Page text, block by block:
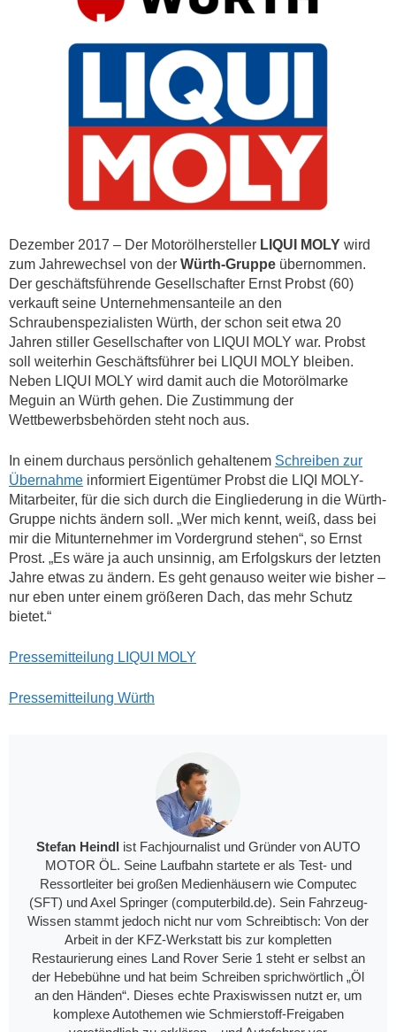
Dezember 2017 – Der Motorölhersteller LIQUI MOLY wird
zum Jahrewechsel von der Würth-Gruppe übernommen.
Der geschäftsführende Gesellschafter Ernst Probst (60)
verkauft seine Unternehmensanteile an den
Schraubenspezialisten Würth, der schon seit etwa 20
Jahren stiller Gesellschafter von LIQUI MOLY war. Probst
soll weiterhin Geschäftsführer bei LIQUI MOLY bleiben.
Neben LIQUI MOLY wird damit auch die Motorölmarke
Meguin an Würth gehen. Die Zustimmung der
Wettbewerbsbehörden steht noch aus.
In einem durchaus persönlich gehaltenem Schreiben zur
Übernahme informiert Eigentümer Probst die LIQI MOLY-
Mitarbeiter, für die sich durch die Eingliederung in die Würth-
Gruppe nichts ändern soll. „Wer mich kennt, weiß, dass bei
mir die Mitunternehmer im Vordergrund stehen“, so Ernst
Prost. „Es wäre ja auch unsinnig, am Erfolgskurs der letzten
Jahre etwas zu ändern. Es geht genauso weiter wie bisher –
nur eben unter einem größeren Dach, das mehr Schutz
bietet.“
Pressemitteilung LIQUI MOLY
Pressemitteilung Würth
Stefan Heindl ist Fachjournalist und Gründer von AUTO
MOTOR ÖL. Seine Laufbahn startete er als Test- und
Ressortleiter bei großen Medienhäusern wie Computec
(SFT) und Axel Springer (computerbild.de). Sein Fahrzeug-
Wissen stammt jedoch nicht nur vom Schreibtisch: Von der
Arbeit in der KFZ-Werkstatt bis zur kompletten
Restaurierung eines Land Rover Serie 1 steht er selbst an
der Hebebühne und hat beim Schreiben sprichwörtlich „Öl
an den Händen“. Dieses echte Praxiswissen nutzt er, um
komplexe Autothemen wie Schmierstoff-Freigaben